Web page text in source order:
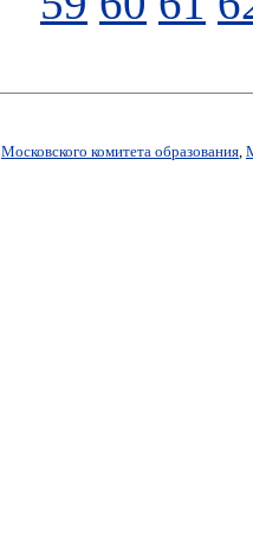
Московского комитета образования,